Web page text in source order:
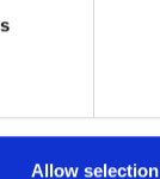
Allow selection